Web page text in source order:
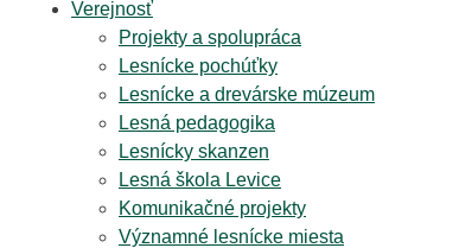
Verejnosť
Projekty a spolupráca
Lesnícke pochúťky
Lesnícke a drevárske múzeum
Lesná pedagogika
Lesnícky skanzen
Lesná škola Levice
Komunikačné projekty
Významné lesnícke miesta